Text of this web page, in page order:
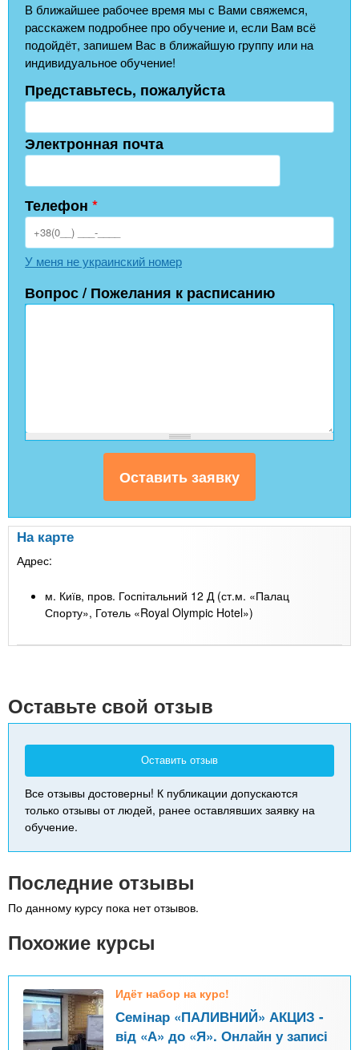
В ближайшее рабочее время мы с Вами свяжемся,
расскажем подробнее про обучение и, если Вам всё
подойдёт, запишем Вас в ближайшую группу или на
индивидуальное обучение!
Представьтесь, пожалуйста
Электронная почта
Телефон *
У меня не украинский номер
Вопрос / Пожелания к расписанию
На карте
Адрес:
м. Київ, пров. Госпітальний 12 Д (ст.м. «Палац
Спорту», Готель «Royal Olympic Hotel»)
Оставьте свой отзыв
Оставить отзыв
Все отзывы достоверны! К публикации допускаются
только отзывы от людей, ранее оставлявших заявку на
обучение.
Последние отзывы
По данному курсу пока нет отзывов.
Похожие курсы
Идёт набор на курс!
Семінар «ПАЛИВНИЙ» АКЦИЗ -
від «А» до «Я». Онлайн у записі